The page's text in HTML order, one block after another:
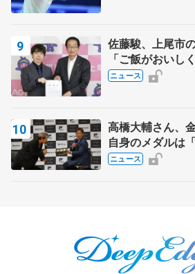
佐藤駿、上尾市
「ご飯がおいし
力」
ニュース
高橋大輔さん、
自身のメダルは
ス兄弟〟オリン
ニュース